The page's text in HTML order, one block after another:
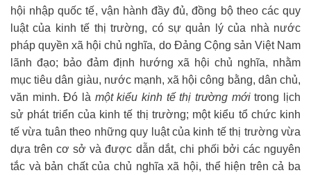
hội nhập quốc tế, vận hành đầy đủ, đồng bộ theo các quy
luật của kinh tế thị trường, có sự quản lý của nhà nước
pháp quyền xã hội chủ nghĩa, do Đảng Cộng sản Việt Nam
lãnh đạo; bảo đảm định hướng xã hội chủ nghĩa, nhằm
mục tiêu dân giàu, nước mạnh, xã hội công bằng, dân chủ,
văn minh. Đó là một kiểu kinh tế thị trường mớitrong lịch
sử phát triển của kinh tế thị trường; một kiểu tổ chức kinh
tế vừa tuân theo những quy luật của kinh tế thị trường vừa
dựa trên cơ sở và được dẫn dắt, chi phối bởi các nguyên
tắc và bản chất của chủ nghĩa xã hội, thể hiện trên cả ba